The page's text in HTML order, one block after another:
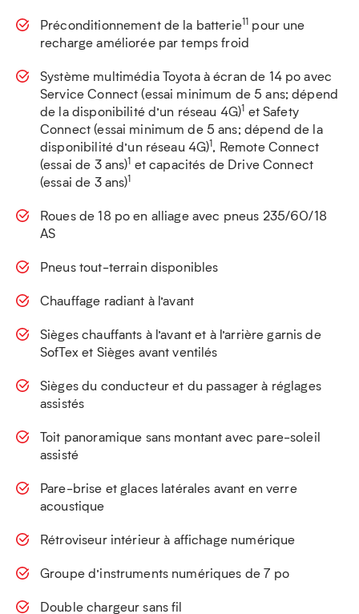
Préconditionnement de la batterie11 pour une
recharge améliorée par temps froid
Système multimédia Toyota à écran de 14 po avec
Service Connect (essai minimum de 5 ans; dépend
de la disponibilité d’un réseau 4G)1 et Safety
Connect (essai minimum de 5 ans; dépend de la
disponibilité d’un réseau 4G)1, Remote Connect
(essai de 3 ans)1 et capacités de Drive Connect
(essai de 3 ans)1
Roues de 18 po en alliage avec pneus 235/60/18
AS
Pneus tout-terrain disponibles
Chauffage radiant à l’avant
Sièges chauffants à l’avant et à l’arrière garnis de
SofTex et Sièges avant ventilés
Sièges du conducteur et du passager à réglages
assistés
Toit panoramique sans montant avec pare-soleil
assisté
Pare-brise et glaces latérales avant en verre
acoustique
Rétroviseur intérieur à affichage numérique
Groupe d’instruments numériques de 7 po
Double chargeur sans fil